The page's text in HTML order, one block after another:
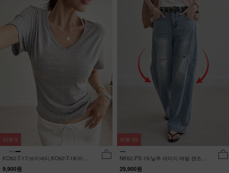
KO62-T-17/브이넥티,KO62-T-18/라운
드티_YN
9,900원
리뷰 5
NK62-PS-15/닐루 데미지 배럴 팬츠
_HR
29,900원
리뷰 35